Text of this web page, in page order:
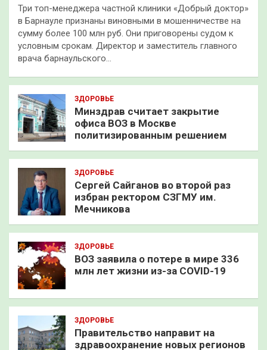
Три топ-менеджера частной клиники «Добрый доктор»
в Барнауле признаны виновными в мошенничестве на
сумму более 100 млн руб. Они приговорены судом к
условным срокам. Директор и заместитель главного
врача барнаульского…
ЗДОРОВЬЕ
Минздрав считает закрытие
офиса ВОЗ в Москве
политизированным решением
ЗДОРОВЬЕ
Сергей Сайганов во второй раз
избран ректором СЗГМУ им.
Мечникова
ЗДОРОВЬЕ
ВОЗ заявила о потере в мире 336
млн лет жизни из-за COVID-19
ЗДОРОВЬЕ
Правительство направит на
здравоохранение новых регионов